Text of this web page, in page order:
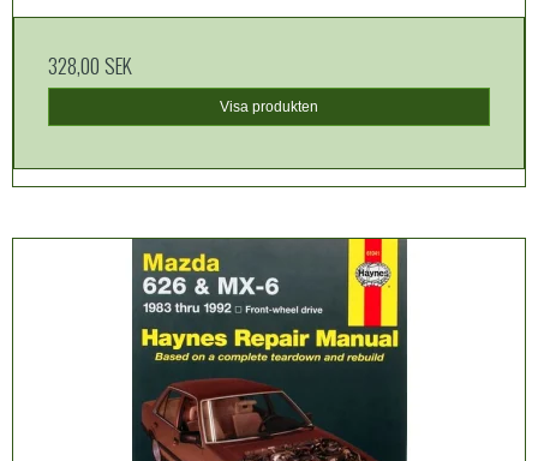
328,00 SEK
Visa produkten